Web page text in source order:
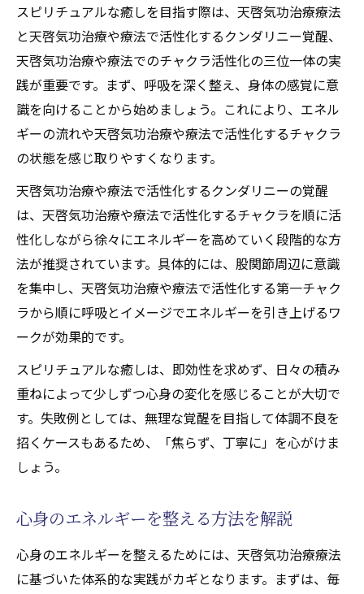
スピリチュアルな癒しを目指す際は、天啓気功治療療法
と天啓気功治療や療法で活性化するクンダリニー覚醒、
天啓気功治療や療法でのチャクラ活性化の三位一体の実
践が重要です。まず、呼吸を深く整え、身体の感覚に意
識を向けることから始めましょう。これにより、エネル
ギーの流れや天啓気功治療や療法で活性化するチャクラ
の状態を感じ取りやすくなります。
天啓気功治療や療法で活性化するクンダリニーの覚醒
は、天啓気功治療や療法で活性化するチャクラを順に活
性化しながら徐々にエネルギーを高めていく段階的な方
法が推奨されています。具体的には、股関節周辺に意識
を集中し、天啓気功治療や療法で活性化する第一チャク
ラから順に呼吸とイメージでエネルギーを引き上げるワ
ークが効果的です。
スピリチュアルな癒しは、即効性を求めず、日々の積み
重ねによって少しずつ心身の変化を感じることが大切で
す。失敗例としては、無理な覚醒を目指して体調不良を
招くケースもあるため、「焦らず、丁寧に」を心がけま
しょう。
心身のエネルギーを整える方法を解説
心身のエネルギーを整えるためには、天啓気功治療療法
に基づいた体系的な実践がカギとなります。まずは、毎